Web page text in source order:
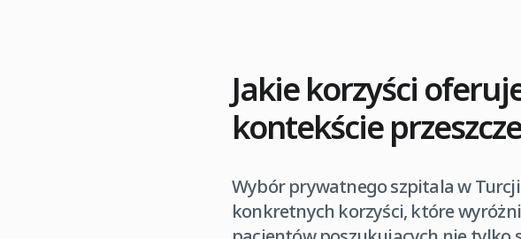
Jakie korzyści
kontekście
Wybór prywatnego szpitala w Turcji
konkretnych korzyści, które